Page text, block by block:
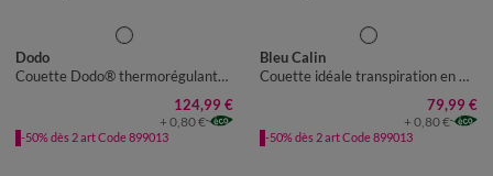
Dodo
Couette Dodo® thermorégulante Suprelle Climat 400 g/m²
124,99 €
+ 0,80 €
-50% dès 2 art Code 899013
Bleu Calin
Couette idéale transpiration en microfibre QuickDry® 200 g/m²
79,99 €
+ 0,80 €
-50% dès 2 art Code 899013